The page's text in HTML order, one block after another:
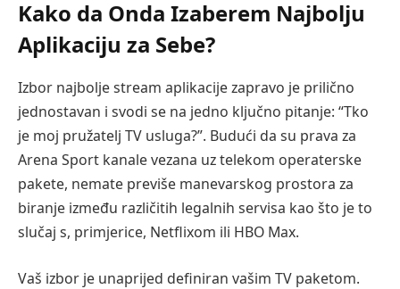
Kako da Onda Izaberem Najbolju
Aplikaciju za Sebe?
Izbor najbolje stream aplikacije zapravo je prilično
jednostavan i svodi se na jedno ključno pitanje: “Tko
je moj pružatelj TV usluga?”. Budući da su prava za
Arena Sport kanale vezana uz telekom operaterske
pakete, nemate previše manevarskog prostora za
biranje između različitih legalnih servisa kao što je to
slučaj s, primjerice, Netflixom ili HBO Max.
Vaš izbor je unaprijed definiran vašim TV paketom.